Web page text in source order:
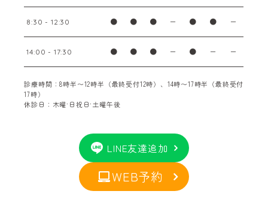
8:30 - 12:30 ● ● ● ー ● ● ー
14:00 - 17:30 ● ● ● ー ● ー ー
診療時間：8時半〜12時半（最終受付12時）、14時〜17時半（最終受付
17時）
休診日：木曜·日祝日·土曜午後
LINE友達追加
WEB予約